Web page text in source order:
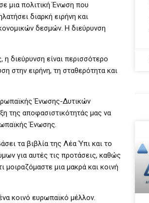
μια πολιτική Ένωση που
διαρκή ειρήνη και
δεσμών. Η διεύρυνση
διεύρυνση είναι περισσότερο
στην ειρήνη, τη σταθερότητα και
Ένωσης-Δυτικών
της αποφασιστικότητάς μας να
Ένωσης.
τα βιβλία της Λέα Ύπι και το
για αυτές τις προτάσεις, καθώς
μια μακρά και κοινή
κοινό ευρωπαϊκό μέλλον.